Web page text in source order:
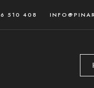
510 408